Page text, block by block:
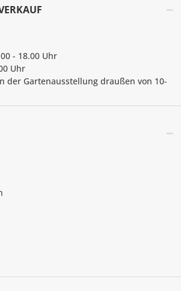
- 18.00 Uhr
Uhr
der Gartenausstellung draußen von 10-